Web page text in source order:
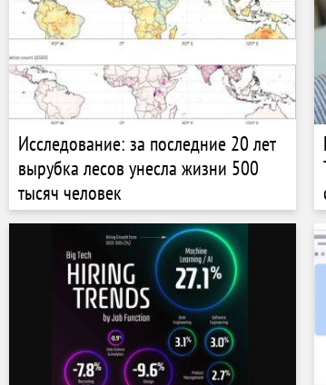
Исследование: за последние 20 лет
вырубка лесов унесла жизни 500
тысяч человек